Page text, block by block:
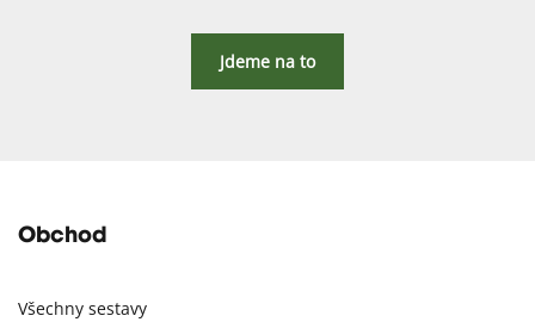
Jdeme na to
Obchod
Všechny sestavy